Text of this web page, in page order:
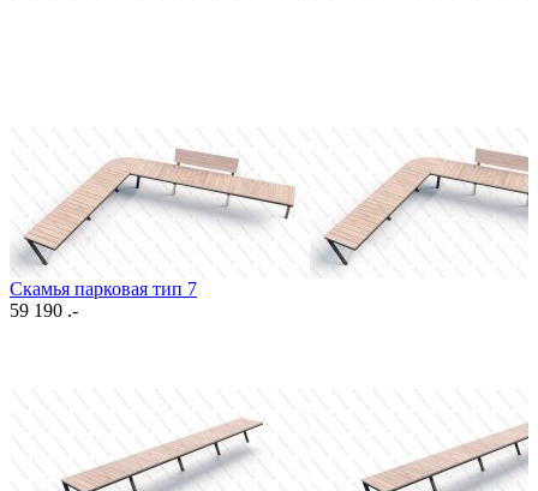
Скамья парковая тип 7
59 190 .-